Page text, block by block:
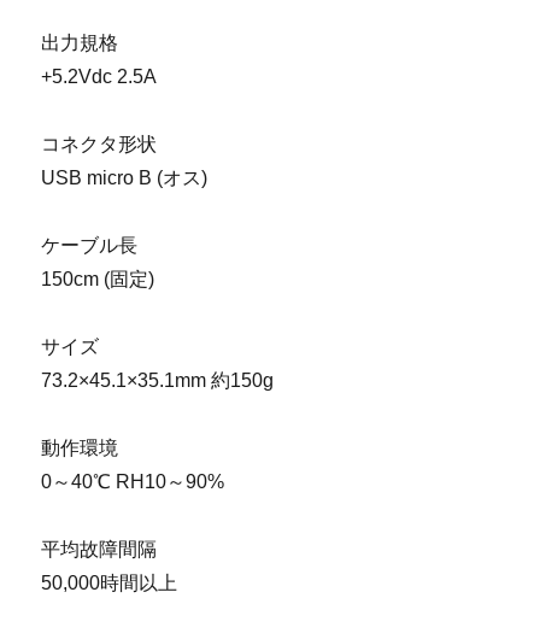
出力規格
+5.2Vdc 2.5A
コネクタ形状
USB micro B (オス)
ケーブル長
150cm (固定)
サイズ
73.2×45.1×35.1mm 約150g
動作環境
0～40℃ RH10～90%
平均故障間隔
50,000時間以上